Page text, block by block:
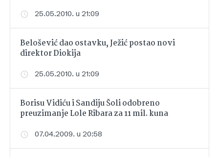
25.05.2010. u 21:09
Belošević dao ostavku, Ježić postao novi
direktor Diokija
25.05.2010. u 21:09
Borisu Vidiću i Sandiju Šoli odobreno
preuzimanje Lole Ribara za 11 mil. kuna
07.04.2009. u 20:58